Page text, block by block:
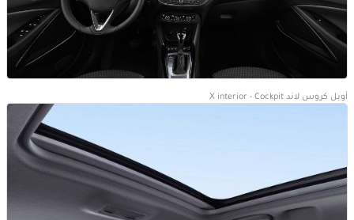
أوبل كروس لاند X interior - Cockpit